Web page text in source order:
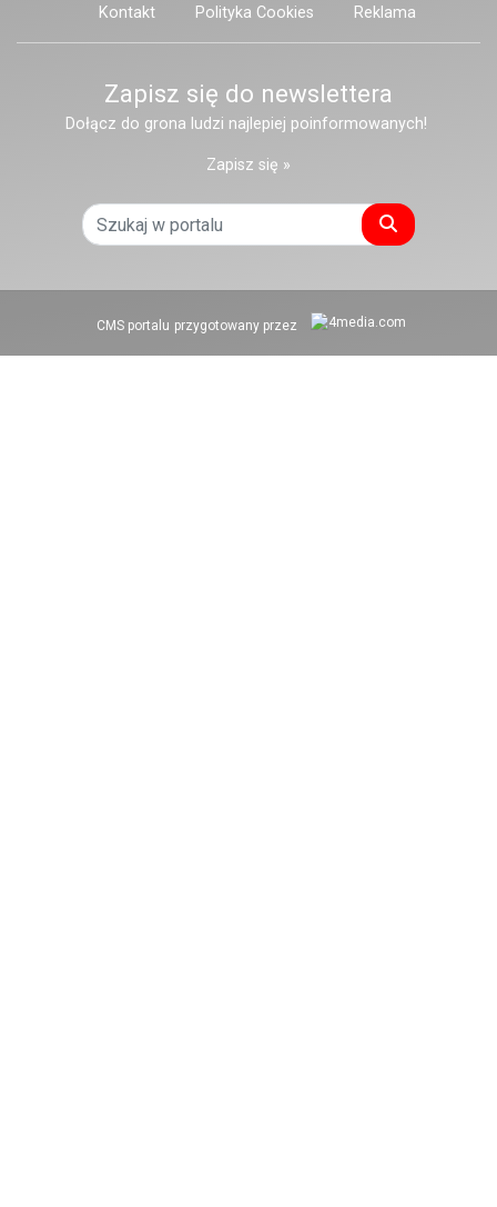
Kontakt Polityka Cookies Reklama
Zapisz się do newslettera
Dołącz do grona ludzi najlepiej poinformowanych!
Zapisz się »
Szukaj
CMS portalu przygotowany przez